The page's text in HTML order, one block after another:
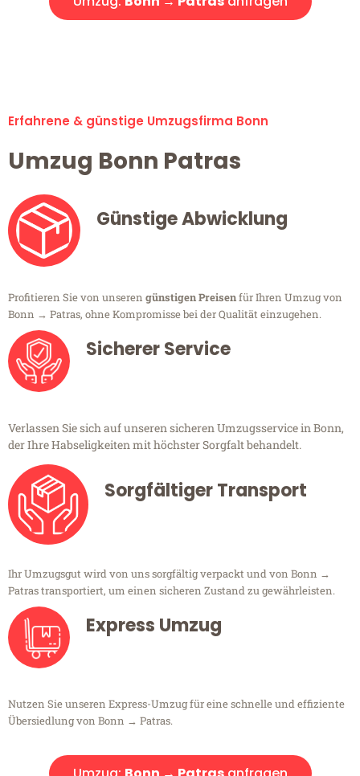
Erfahrene & günstige Umzugsfirma Bonn
Umzug Bonn Patras
Günstige Abwicklung
Profitieren Sie von unseren günstigen Preisenfür Ihren Umzug von
Bonn → Patras, ohne Kompromisse bei der Qualität einzugehen.
Sicherer Service
Verlassen Sie sich auf unseren sicheren Umzugsservice in Bonn,
der Ihre Habseligkeiten mit höchster Sorgfalt behandelt.
Sorgfältiger Transport
Ihr Umzugsgut wird von uns sorgfältig verpackt und von Bonn →
Patras transportiert, um einen sicheren Zustand zu gewährleisten.
Express Umzug
Nutzen Sie unseren Express-Umzug für eine schnelle und effiziente
Übersiedlung von Bonn → Patras.